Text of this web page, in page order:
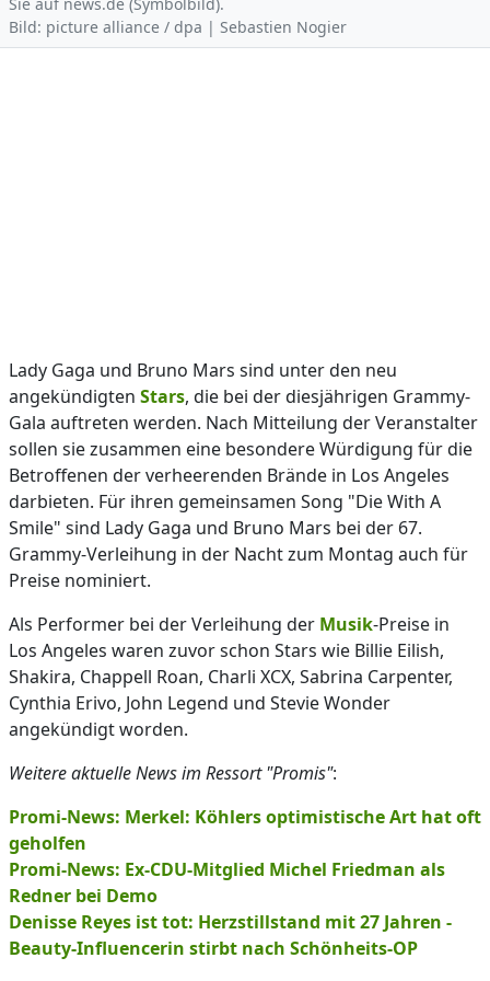
Bild: picture alliance / dpa | Sebastien Nogier
Lady Gaga und Bruno Mars sind unter den neu
angekündigten Stars, die bei der diesjährigen Grammy-
Gala auftreten werden. Nach Mitteilung der Veranstalter
sollen sie zusammen eine besondere Würdigung für die
Betroffenen der verheerenden Brände in Los Angeles
darbieten. Für ihren gemeinsamen Song "Die With A
Smile" sind Lady Gaga und Bruno Mars bei der 67.
Grammy-Verleihung in der Nacht zum Montag auch für
Preise nominiert.
Als Performer bei der Verleihung der Musik-Preise in
Los Angeles waren zuvor schon Stars wie Billie Eilish,
Shakira, Chappell Roan, Charli XCX, Sabrina Carpenter,
Cynthia Erivo, John Legend und Stevie Wonder
angekündigt worden.
Weitere aktuelle News im Ressort "Promis":
Promi-News: Merkel: Köhlers optimistische Art hat oft
geholfen
Promi-News: Ex-CDU-Mitglied Michel Friedman als
Redner bei Demo
Denisse Reyes ist tot: Herzstillstand mit 27 Jahren -
Beauty-Influencerin stirbt nach Schönheits-OP